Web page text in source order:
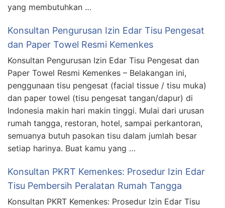
yang membutuhkan …
Konsultan Pengurusan Izin Edar Tisu Pengesat
dan Paper Towel Resmi Kemenkes
Konsultan Pengurusan Izin Edar Tisu Pengesat dan
Paper Towel Resmi Kemenkes – Belakangan ini,
penggunaan tisu pengesat (facial tissue / tisu muka)
dan paper towel (tisu pengesat tangan/dapur) di
Indonesia makin hari makin tinggi. Mulai dari urusan
rumah tangga, restoran, hotel, sampai perkantoran,
semuanya butuh pasokan tisu dalam jumlah besar
setiap harinya. Buat kamu yang …
Konsultan PKRT Kemenkes: Prosedur Izin Edar
Tisu Pembersih Peralatan Rumah Tangga
Konsultan PKRT Kemenkes: Prosedur Izin Edar Tisu